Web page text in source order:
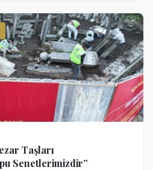
Taşları
Senetlerimizdir”